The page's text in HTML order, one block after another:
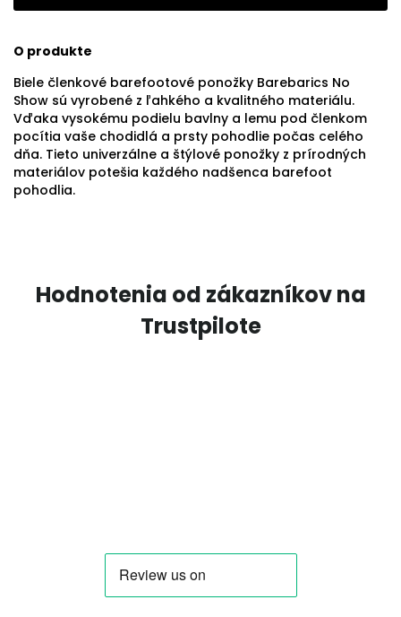
O produkte
Biele členkové barefootové ponožky Barebarics No
Show sú vyrobené z ľahkého a kvalitného materiálu.
Vďaka vysokému podielu bavlny a lemu pod členkom
pocítia vaše chodidlá a prsty pohodlie počas celého
dňa. Tieto univerzálne a štýlové ponožky z prírodných
materiálov potešia každého nadšenca barefoot
pohodlia.
Hodnotenia od zákazníkov na
Trustpilote